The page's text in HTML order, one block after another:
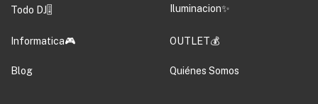
Todo DJ🎚️ Iluminacion✨
Informatica🎮 OUTLET💰
Blog Quiénes Somos